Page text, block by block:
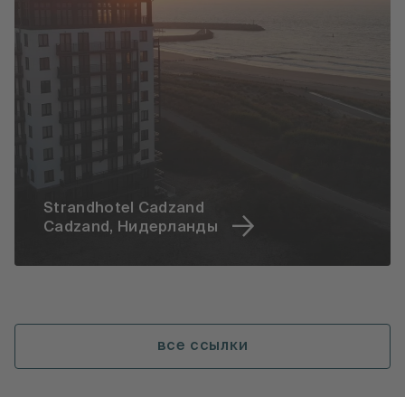
Strandhotel Cadzand
Cadzand, Нидерланды
все ссылки